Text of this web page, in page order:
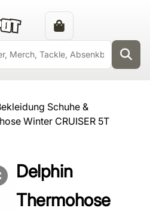
Schuhe &
Winter CRUISER 5T
Delphin
Thermohose